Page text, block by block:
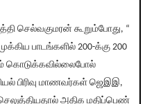
செல்வகுமரன் கூறும்போது, “
பாடங்களில் 200-க்கு 200
கொடுக்கவில்லைபோல்
பிரிவு மாணவர்கள் ஜெஇஇ,
அதிக மதிப்பெண்